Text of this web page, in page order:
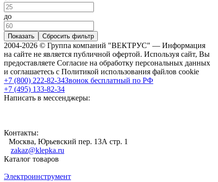
до
Показать Сбросить фильтр
2004-2026 © Группа компаний "ВЕКТРУС" — Информация
на сайте не является публичной офертой. Используя сайт, Вы
предоставляете Согласие на обработку персональных данных
и соглашаетесь с Политикой использования файлов cookie
+7 (800) 222-82-34Звонок бесплатный по РФ
+7 (495) 133-82-34
Написать в мессенджеры:
Контакты:
Москва, Юрьевский пер. 13А стр. 1
zakaz@klepka.ru
Каталог товаров
Электроинструмент